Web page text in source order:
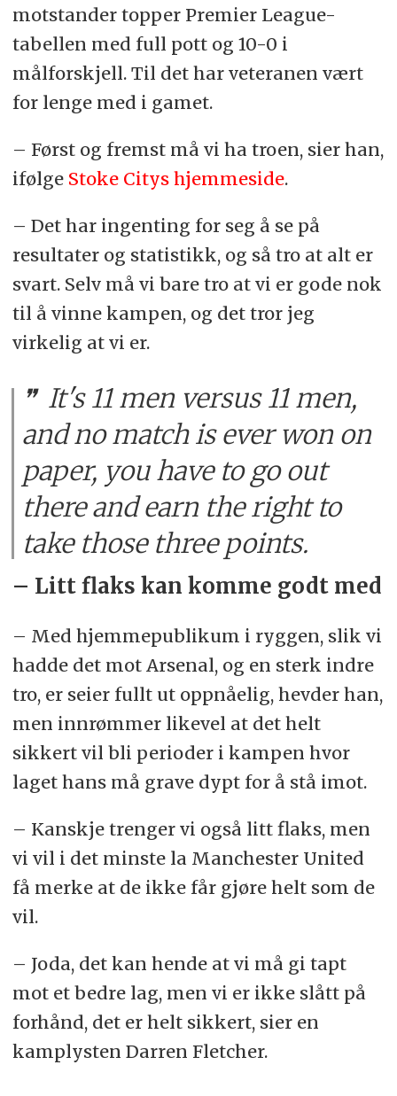
motstander topper Premier League-
tabellen med full pott og 10-0 i
målforskjell. Til det har veteranen vært
for lenge med i gamet.
– Først og fremst må vi ha troen, sier han,
ifølge Stoke Citys hjemmeside.
– Det har ingenting for seg å se på
resultater og statistikk, og så tro at alt er
svart. Selv må vi bare tro at vi er gode nok
til å vinne kampen, og det tror jeg
virkelig at vi er.
It's 11 men versus 11 men,
and no match is ever won on
paper, you have to go out
there and earn the right to
take those three points.
– Litt flaks kan komme godt med
– Med hjemmepublikum i ryggen, slik vi
hadde det mot Arsenal, og en sterk indre
tro, er seier fullt ut oppnåelig, hevder han,
men innrømmer likevel at det helt
sikkert vil bli perioder i kampen hvor
laget hans må grave dypt for å stå imot.
– Kanskje trenger vi også litt flaks, men
vi vil i det minste la Manchester United
få merke at de ikke får gjøre helt som de
vil.
– Joda, det kan hende at vi må gi tapt
mot et bedre lag, men vi er ikke slått på
forhånd, det er helt sikkert, sier en
kamplysten Darren Fletcher.